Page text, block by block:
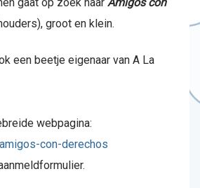
groot en klein.
een beetje eigenaar van A La
webpagina:
con-derechos